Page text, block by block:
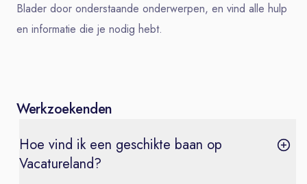
Blader door onderstaande onderwerpen, en vind alle hulp
en informatie die je nodig hebt.
Werkzoekenden
Hoe vind ik een geschikte baan op
Vacatureland?